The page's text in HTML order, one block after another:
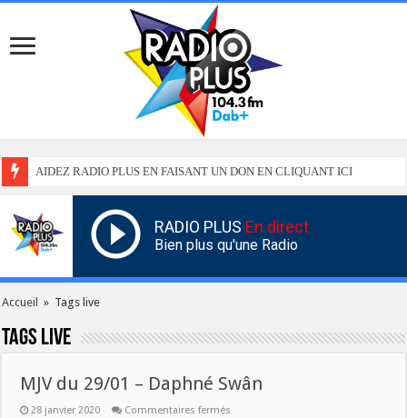
AIDEZ RADIO PLUS EN FAISANT UN DON EN CLIQUANT ICI
RADIO PLUS En direct
Bien plus qu'une Radio
Accueil » Tags live
Tags live
MJV du 29/01 – Daphné Swân
28 janvier 2020 Commentaires fermés